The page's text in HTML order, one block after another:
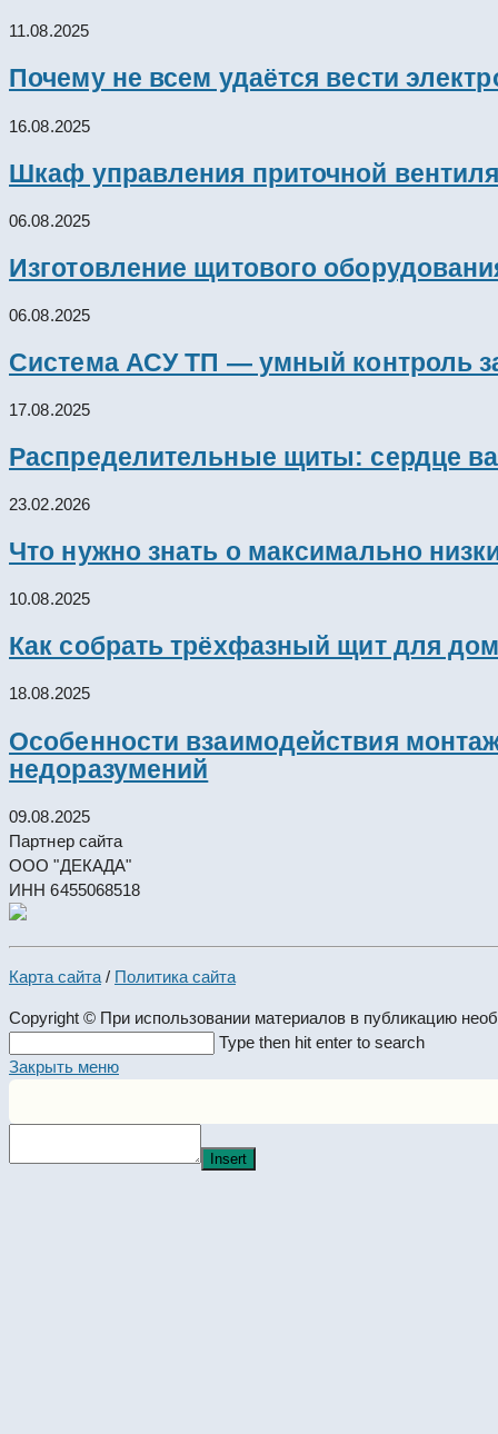
11.08.2025
Почему не всем удаётся вести
16.08.2025
Шкаф управления приточной
06.08.2025
Изготовление щитового
06.08.2025
Система АСУ ТП — умный контроль
17.08.2025
Распределительные щиты: сердце
23.02.2026
Что нужно знать о максимально
10.08.2025
Как собрать трёхфазный щит для
18.08.2025
Особенности взаимодействия
недоразумений
09.08.2025
Партнер сайта
ООО "ДЕКАДА"
ИНН 6455068518
Карта сайта / Политика сайта
Copyright © При использовании материалов в публикацию
this
Type then hit enter to search
Закрыть меню
Insert